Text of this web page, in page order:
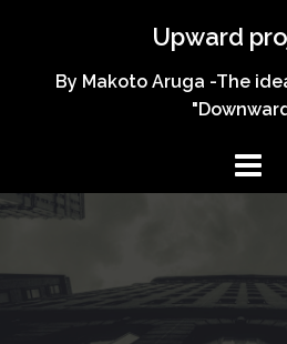
ス
キ
Upward
By Makoto Aruga -The